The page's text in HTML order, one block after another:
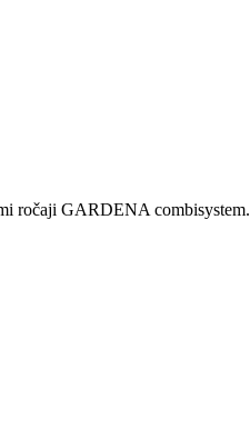
ročaji GARDENA combisystem.